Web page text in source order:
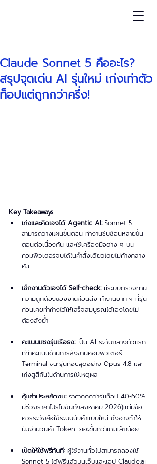
Claude Sonnet 5 คืออะไร?
สรุปจุดเด่น AI รุ่นใหม่ เก่งเท่าตัว
ท็อปแต่ถูกกว่าครึ่ง!
Key Takeaways
เก่งและคิดเองได้ Agentic AI: Sonnet 5
สามารถวางแผนขั้นตอน ทำงานซับซ้อนหลายขั้น
ตอนต่อเนื่องกัน และใช้เครื่องมือต่าง ๆ บน
คอมพิวเตอร์จบได้ในคำสั่งเดียวโดยไม่ค้างกลาง
คัน
เช็กงานตัวเองได้ Self-check: มีระบบตรวจทาน
ความถูกต้องของงานก่อนส่ง ทำงานยาก ๆ ที่รุ่น
ก่อนเคยทำค้างไว้ให้เสร็จสมบูรณ์ได้เองโดยไม่
ต้องสั่งย้ำ
คะแนนแซงรุ่นเรือธง: เป็น AI ระดับกลางตัวแรก
ที่ทำคะแนนด้านการสั่งงานคอมพิวเตอร์
Terminal ชนะรุ่นท็อปสุดอย่าง Opus 4.8 และ
เก่งสูสีกันในด้านการใช้เหตุผล
คุ้มค่าประหยัดงบ: ราคาถูกกว่ารุ่นท็อป 40-60%
มีช่วงราคาโปรโมชันถึงสิงหาคม 2026)แต่มีข้อ
ควรระวังคือใช้ระบบนับคำแบบใหม่ ซึ่งอาจทำให้
นับจำนวนคำ Token เยอะขึ้นกว่าเดิมเล็กน้อย
เปิดให้ใช้ฟรีทันที: ผู้ใช้งานทั่วไปสามารถลองใช้
Sonnet 5 ได้ฟรีแล้วบนเว็บและแอป Claude.ai